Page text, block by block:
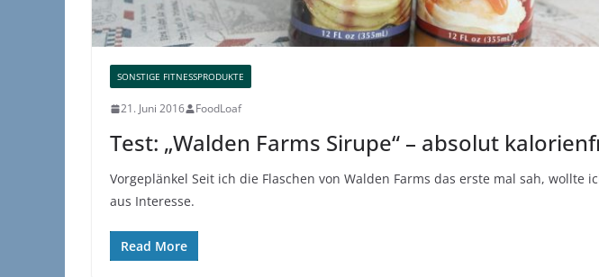
SONSTIGE FITNESSPRODUKTE
21. Juni 2016 FoodLoaf
Test: „Walden Farms Sirupe“ – absolut
Vorgeplänkel Seit ich die Flaschen von Walden Farms das erste mal sah, wollte
aus Interesse.
Read More